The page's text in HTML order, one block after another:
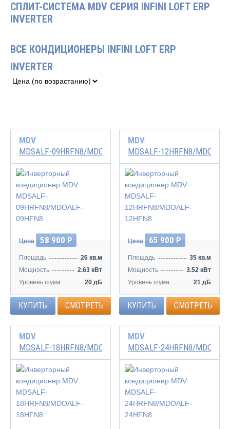
СПЛИТ-СИСТЕМА MDV СЕРИЯ INFINI LOFT ERP
INVERTER
ВСЕ КОНДИЦИОНЕРЫ INFINI LOFT ERP
INVERTER
MDV
MDSALF-09HRFN8/MDOALF-09HFN8
Инвертор
Цена 58 900 Р
Площадь
26 кв.м
Мощность
2.63 кВт
Уровень шума
20 дБ
КУПИТЬ СМОТРЕТЬ
MDV
MDSALF-12HRFN8/
Инвертор
Цена 65 900 Р
Площадь
35 кв.м
Мощность
3.52 кВт
Уровень шума
21 дБ
КУПИТЬ СМОТРЕТЬ
MDV
MDSALF-18HRFN8/MDOALF-18HFN8
Инвертор
MDV
MDSALF-24HRFN8/
Инвертор